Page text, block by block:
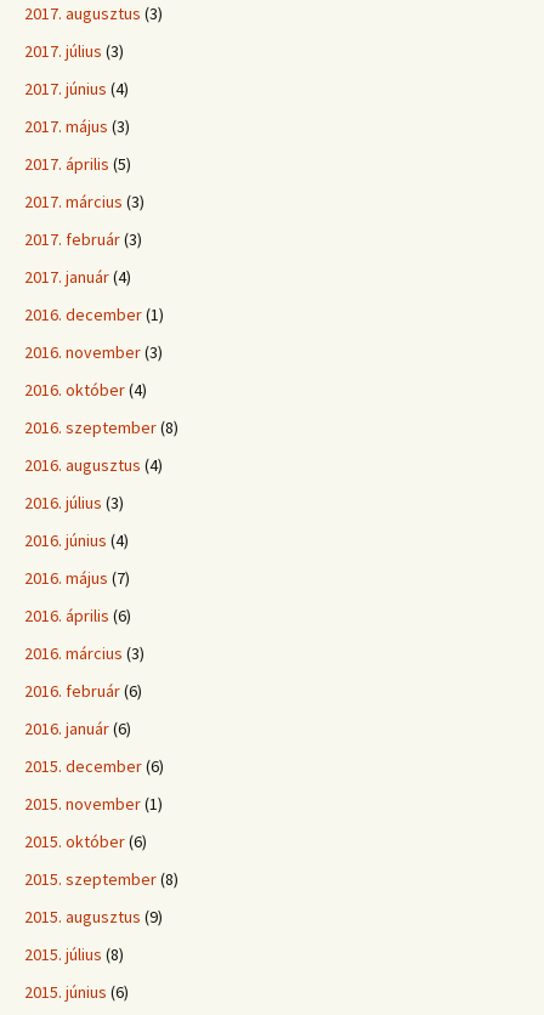
2017. augusztus (3)
2017. július (3)
2017. június (4)
2017. május (3)
2017. április (5)
2017. március (3)
2017. február(3)
2017. január(4)
2016. december(1)
2016. november(3)
2016. október(4)
2016. szeptember(8)
2016. augusztus (4)
2016. július (3)
2016. június (4)
2016. május (7)
2016. április (6)
2016. március (3)
2016. február(6)
2016. január(6)
2015. december(6)
2015. november(1)
2015. október(6)
2015. szeptember(8)
2015. augusztus (9)
2015. július (8)
2015. június (6)